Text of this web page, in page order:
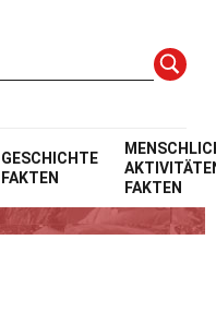
GESCHICHTE
FAKTEN
FAKTEN